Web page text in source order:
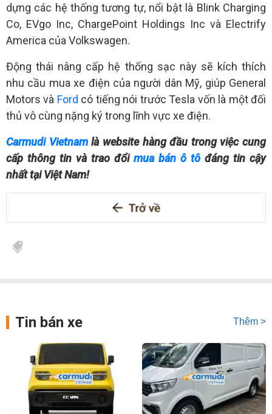
dựng các hệ thống tương tự, nổi bật là Blink Charging
Co, EVgo Inc, ChargePoint Holdings Inc và Electrify
America của Volkswagen.
Động thái nâng cấp hệ thống sạc này sẽ kích thích
nhu cầu mua xe điện của người dân Mỹ, giúp General
Motors và Ford có tiếng nói trước Tesla vốn là một đối
thủ vô cùng nặng ký trong lĩnh vực xe điện.
Carmudi Vietnamlà website hàng đầu trong việc cung
cấp thông tin và trao đổi mua bán ô tô đáng tin cậy
nhất tại Việt Nam!
Tin bán xe Thêm >